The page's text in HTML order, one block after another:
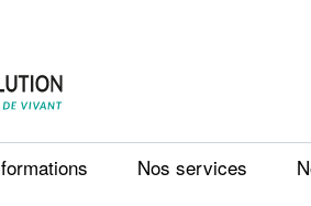
Nos services